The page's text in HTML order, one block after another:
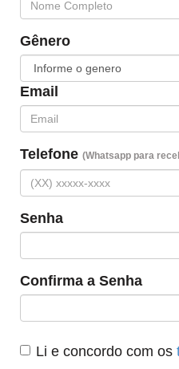
Gênero
Email
Telefone (Whatsapp para
Senha
Confirma a Senha
Li e concordo com os